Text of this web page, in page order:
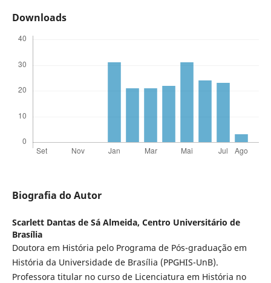
Downloads
Biografia do Autor
Scarlett Dantas de Sá Almeida, Centro Universitário de
Brasília
Doutora em História pelo Programa de Pós-graduação em
História da Universidade de Brasília (PPGHIS-UnB).
Professora titular no curso de Licenciatura em História no